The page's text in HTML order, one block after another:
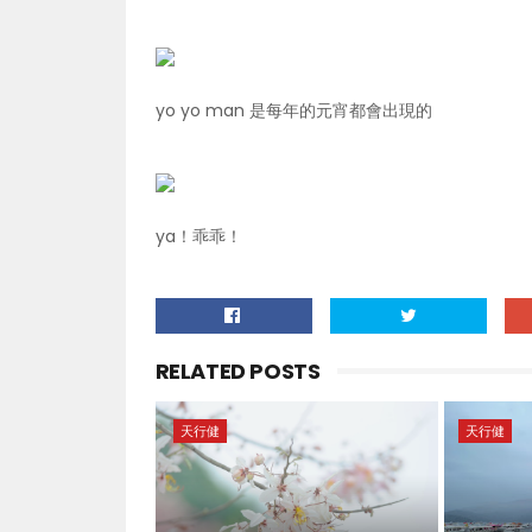
yo yo man 是每年的元宵都會出現的
ya！乖乖！
RELATED POSTS
天行健 天行健